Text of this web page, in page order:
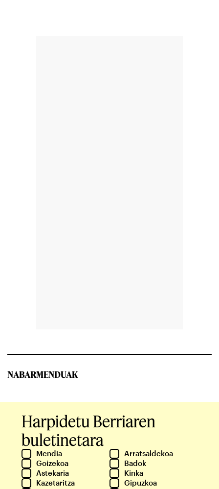
NABARMENDUAK
Harpidetu Berriaren
buletinetara
Mendia
Arratsaldekoa
Goizekoa
Badok
Astekaria
Kinka
Kazetaritza
Gipuzkoa